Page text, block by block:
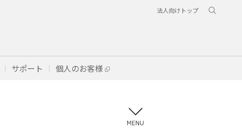
法人向けトップ
サポート 個人のお客様